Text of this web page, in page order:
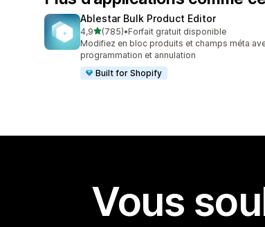
Ablestar Bulk Product Editor
4,9étoile(s) sur 5
(785)
785 avis au total
•Forfait gratuit disponible
Modifiez en bloc produits et champs méta
programmation et annulation
Built for Shopify
Vous